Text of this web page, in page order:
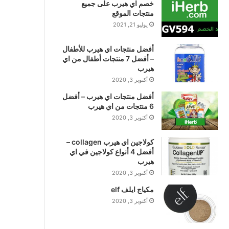
خصم اي هيرب على جميع
منتجات الموقع
يوليو 21, 2021
أفضل منتجات اي هيرب للأطفال
– أفضل 7 منتجات أطفال من اي
هيرب
أكتوبر 3, 2020
أفضل منتجات اي هيرب – أفضل
6 منتجات من اي هيرب
أكتوبر 3, 2020
كولاجين اي هيرب collagen –
أفضل 4 أنواع كولاجين في اي
هيرب
أكتوبر 3, 2020
مكياج ايلف elf
أكتوبر 3, 2020